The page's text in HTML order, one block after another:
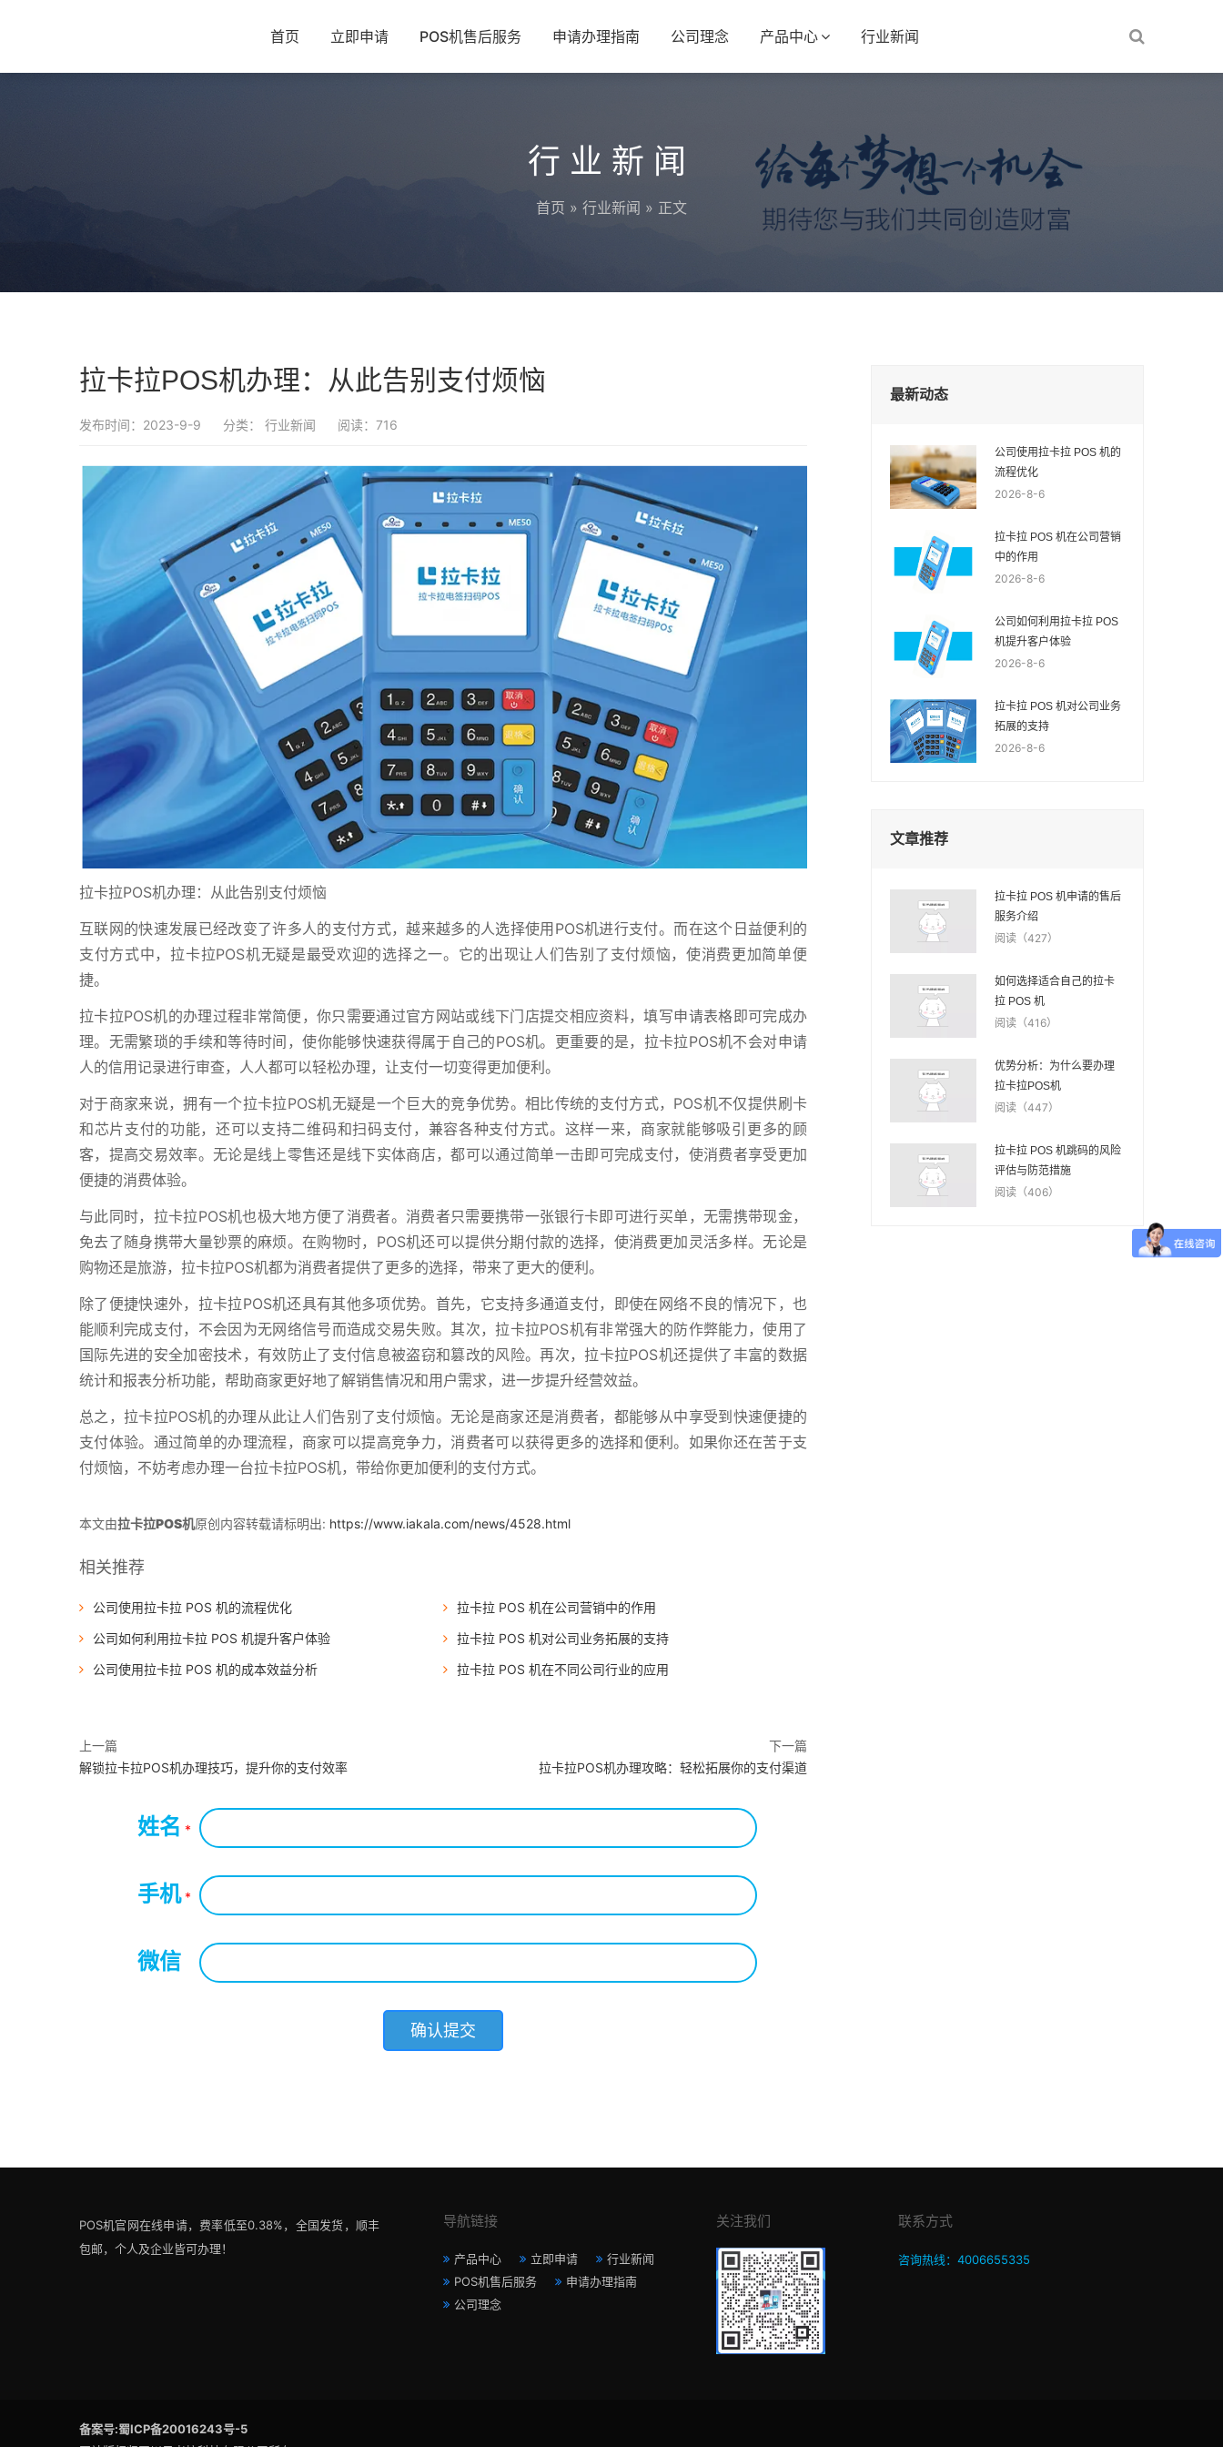
首页 立即申请 POS机售后服务 申请办理指南 公司理念 产品中心 行业新闻
行业新闻
首页 » 行业新闻 » 正文
拉卡拉POS机办理：从此告别支付烦恼
发布时间：2023-9-9 分类： 行业新闻 阅读：716
拉卡拉POS机办理：从此告别支付烦恼
互联网的快速发展已经改变了许多人的支付方式，越来越多的人选择使用POS机进行支付。而在这个日益便利的
支付方式中，拉卡拉POS机无疑是最受欢迎的选择之一。它的出现让人们告别了支付烦恼，使消费更加简单便
捷。
拉卡拉POS机的办理过程非常简便，你只需要通过官方网站或线下门店提交相应资料，填写申请表格即可完成办
理。无需繁琐的手续和等待时间，使你能够快速获得属于自己的POS机。更重要的是，拉卡拉POS机不会对申请
人的信用记录进行审查，人人都可以轻松办理，让支付一切变得更加便利。
对于商家来说，拥有一个拉卡拉POS机无疑是一个巨大的竞争优势。相比传统的支付方式，POS机不仅提供刷卡
和芯片支付的功能，还可以支持二维码和扫码支付，兼容各种支付方式。这样一来，商家就能够吸引更多的顾
客，提高交易效率。无论是线上零售还是线下实体商店，都可以通过简单一击即可完成支付，使消费者享受更加
便捷的消费体验。
与此同时，拉卡拉POS机也极大地方便了消费者。消费者只需要携带一张银行卡即可进行买单，无需携带现金，
免去了随身携带大量钞票的麻烦。在购物时，POS机还可以提供分期付款的选择，使消费更加灵活多样。无论是
购物还是旅游，拉卡拉POS机都为消费者提供了更多的选择，带来了更大的便利。
除了便捷快速外，拉卡拉POS机还具有其他多项优势。首先，它支持多通道支付，即使在网络不良的情况下，也
能顺利完成支付，不会因为无网络信号而造成交易失败。其次，拉卡拉POS机有非常强大的防作弊能力，使用了
国际先进的安全加密技术，有效防止了支付信息被盗窃和篡改的风险。再次，拉卡拉POS机还提供了丰富的数据
统计和报表分析功能，帮助商家更好地了解销售情况和用户需求，进一步提升经营效益。
总之，拉卡拉POS机的办理从此让人们告别了支付烦恼。无论是商家还是消费者，都能够从中享受到快速便捷的
支付体验。通过简单的办理流程，商家可以提高竞争力，消费者可以获得更多的选择和便利。如果你还在苦于支
付烦恼，不妨考虑办理一台拉卡拉POS机，带给你更加便利的支付方式。
本文由拉卡拉POS机原创内容转载请标明出: https://www.iakala.com/news/4528.html
相关推荐
公司使用拉卡拉 POS 机的流程优化
拉卡拉 POS 机在公司营销中的作用
公司如何利用拉卡拉 POS 机提升客户体验
拉卡拉 POS 机对公司业务拓展的支持
公司使用拉卡拉 POS 机的成本效益分析
拉卡拉 POS 机在不同公司行业的应用
上一篇
解锁拉卡拉POS机办理技巧，提升你的支付效率
下一篇
拉卡拉POS机办理攻略：轻松拓展你的支付渠道
姓名 *
手机*
微信
最新动态
公司使用拉卡拉 POS 机的
流程优化
2026-8-6
拉卡拉 POS 机在公司营销
中的作用
2026-8-6
公司如何利用拉卡拉 POS
机提升客户体验
2026-8-6
拉卡拉 POS 机对公司业务
拓展的支持
2026-8-6
文章推荐
拉卡拉 POS 机申请的售后
服务介绍
阅读（427）
如何选择适合自己的拉卡
拉 POS 机
阅读（416）
优势分析：为什么要办理
拉卡拉POS机
阅读（447）
拉卡拉 POS 机跳码的风险
评估与防范措施
阅读（406）
POS机官网在线申请，费率低至0.38%，全国发货，顺丰
包邮，个人及企业皆可办理！
导航链接
产品中心 立即申请
行业新闻
POS机售后服务
申请办理指南
公司理念
关注我们 联系方式
咨询热线：4006655335
备案号:蜀ICP备20016243号-5